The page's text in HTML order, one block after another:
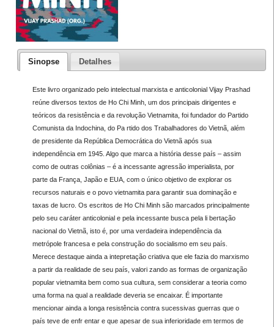
Sinopse Detalhes
Este livro organizado pelo intelectual marxista e anticolonial Vijay Prashad
reúne diversos textos de Ho Chi Minh, um dos principais dirigentes e
teóricos da resistência e da revolução Vietnamita, foi fundador do Partido
Comunista da Indochina, do Pa rtido dos Trabalhadores do Vietnã, além
de presidente da República Democrática do Vietnã após sua
independência em 1945. Algo que marca a história desse país – assim
como de outras colônias – é a incessante agressão imperialista, por
parte da França, Japão e EUA, com o único objetivo de explorar os
recursos naturais e o povo vietnamita para garantir sua dominação e
taxas de lucro. Os escritos de Ho Chi Minh são marcados principalmente
pelo seu caráter anticolonial e pela incessante busca pela li bertação
nacional do Vietnã, isto é, por uma verdadeira independência da
metrópole francesa e pela construção do socialismo em seu país.
Merece destaque ainda a intepretação criativa que ele fazia do marxismo
a partir da realidade de seu país, valori zando as formas de organização
popular vietnamita bem como sua cultura, sem considerar a teoria como
uma forma na qual a realidade deveria se encaixar. É importante
mencionar ainda a longa resistência contra sucessivas guerras que o
país teve de enfr entar e que apesar de sua inferioridade em termos de